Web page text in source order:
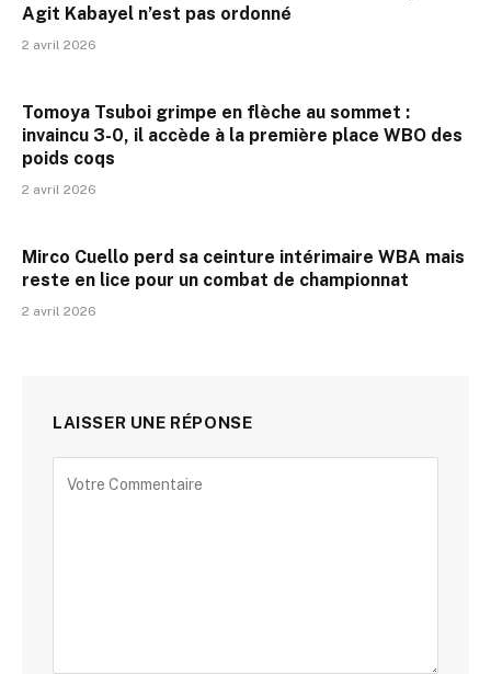
Agit Kabayel n’est pas ordonné
2 avril 2026
Tomoya Tsuboi grimpe en flèche au sommet :
invaincu 3-0, il accède à la première place WBO des
poids coqs
2 avril 2026
Mirco Cuello perd sa ceinture intérimaire WBA mais
reste en lice pour un combat de championnat
2 avril 2026
LAISSER UNE RÉPONSE